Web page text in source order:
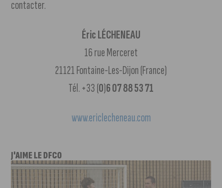
contacter.
Éric LÉCHENEAU
16 rue Merceret
21121 Fontaine-Les-Dijon (France)
Tél. +33 (0)6 07 88 53 71
www.ericlecheneau.com
J'AIME LE DFCO